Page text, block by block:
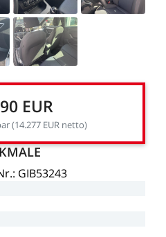
EUR
(14.277 EUR netto)
GIB53243